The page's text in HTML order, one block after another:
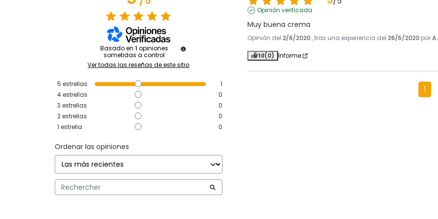
Basado en 1 opiniones
sometidas a control
Ver todas las reseñas de este sitio
5 estrellas
1
4estrellas
0
3 estrellas
0
2estrellas
0
1 estrella 0
Ordenar las opiniones
Opinión verificada
Muy buena crema
Opinión del 2/6/2020, tras una experiencia del 26/5/2020 por
Útil(0) Informe
1